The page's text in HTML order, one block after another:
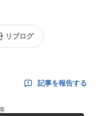
リブログ
記事を報告する